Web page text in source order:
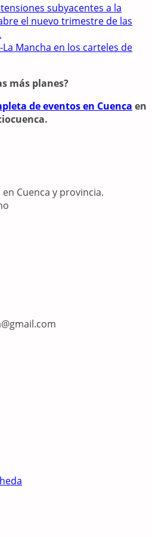
subyacentes a la
el nuevo trimestre de las
La Mancha en los carteles de
más planes?
de eventos en Cuenca en
Cuenca y provincia.